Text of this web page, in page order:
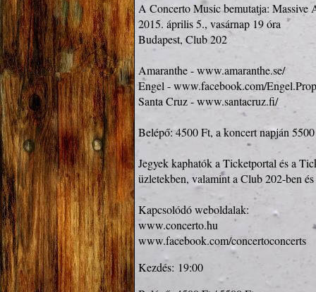
A Concerto Music bemutatja: Massive
2015. április 5., vasárnap 19 óra
Budapest, Club 202
Amaranthe - www.amaranthe.se/
Engel - www.facebook.com/
Santa Cruz - www.santacruz.fi/
Belépő: 4500 Ft, a koncert napján
Jegyek kaphatók a Ticketportal és a
üzletekben, valamint a Club 202-ben és
www.concerto.hu
www.facebook.com/concertoconcerts
Kezdés: 19:00